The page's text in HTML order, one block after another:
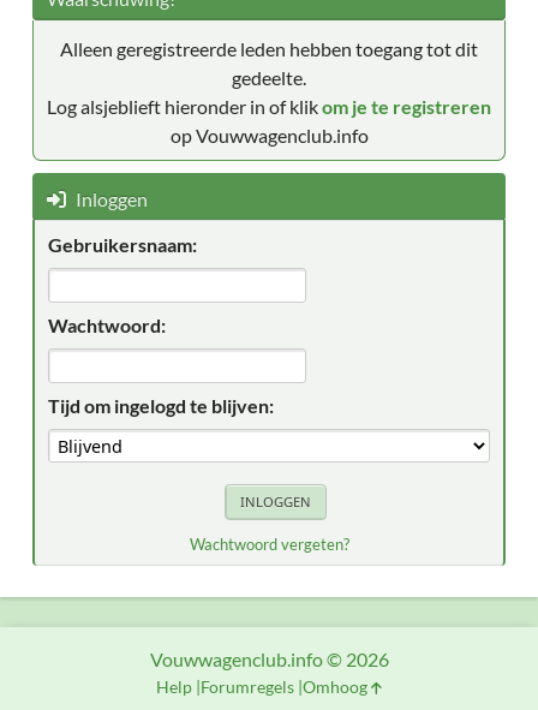
Alleen geregistreerde leden hebben toegang tot dit
gedeelte.
Log alsjeblieft hieronder in of klikom je te registreren
op Vouwwagenclub.info
Inloggen
Gebruikersnaam:
Wachtwoord:
Tijd om ingelogd te blijven:
Wachtwoord vergeten?
Vouwwagenclub.info © 2026
Help Forumregels Omhoog